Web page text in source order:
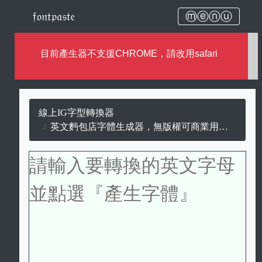
𝔣𝔬𝔫𝔱𝔭𝔞𝔰𝔱𝔢 ⓜⓔⓝⓤ
目前產生器不支援CHROME，請改用safari
線上IG字型轉換器
英文麪包店字體生成器，無版權可商業用途的麪包店字。